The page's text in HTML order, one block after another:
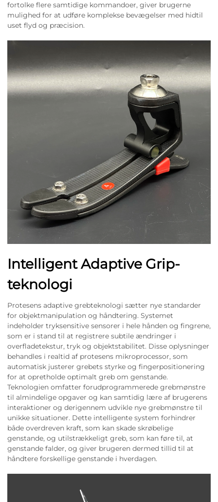
fortolke flere samtidige kommandoer, giver brugerne
mulighed for at udføre komplekse bevægelser med hidtil
uset flyd og præcision.
Intelligent Adaptive Grip-
teknologi
Protesens adaptive grebteknologi sætter nye standarder
for objektmanipulation og håndtering. Systemet
indeholder tryksensitive sensorer i hele hånden og fingrene,
som er i stand til at registrere subtile ændringer i
overfladetekstur, tryk og objektstabilitet. Disse oplysninger
behandles i realtid af protesens mikroprocessor, som
automatisk justerer grebets styrke og fingerpositionering
for at opretholde optimalt greb om genstande.
Teknologien omfatter forudprogrammerede grebmønstre
til almindelige opgaver og kan samtidig lære af brugerens
interaktioner og derigennem udvikle nye grebmønstre til
unikke situationer. Dette intelligente system forhindrer
både overdreven kraft, som kan skade skrøbelige
genstande, og utilstrækkeligt greb, som kan føre til, at
genstande falder, og giver brugeren dermed tillid til at
håndtere forskellige genstande i hverdagen.